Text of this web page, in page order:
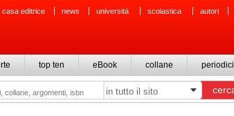
casa editrice news università scolastica autori
top ten eBook collane periodici